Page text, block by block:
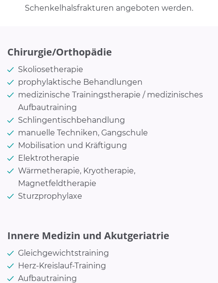
Schenkelhalsfrakturen angeboten werden.
Chirurgie/Orthopädie
Skoliosetherapie
prophylaktische Behandlungen
medizinische Trainingstherapie / medizinisches
Aufbautraining
Schlingentischbehandlung
manuelle Techniken, Gangschule
Mobilisation und Kräftigung
Elektrotherapie
Wärmetherapie, Kryotherapie,
Magnetfeldtherapie
Sturzprophylaxe
Innere Medizin und Akutgeriatrie
Gleichgewichtstraining
Herz-Kreislauf-Training
Aufbautraining